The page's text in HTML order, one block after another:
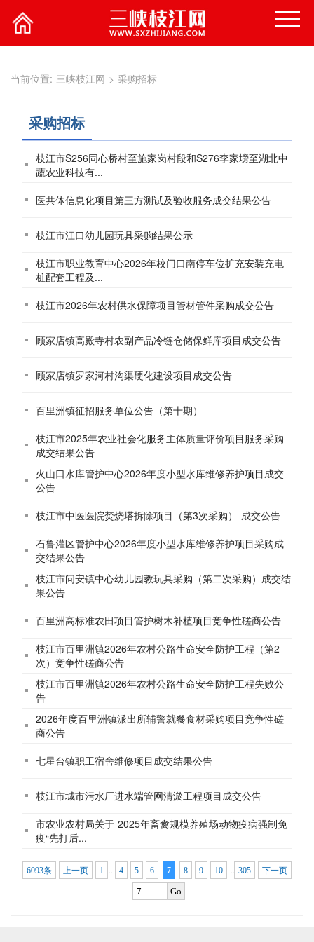
当前位置: 三峡枝江网 > 采购招标
采购招标
枝江市S256同心桥村至施家岗村段和S276李家塝至湖北中
蔬农业科技有...
医共体信息化项目第三方测试及验收服务成交结果公告
枝江市江口幼儿园玩具采购结果公示
枝江市职业教育中心2026年校门口南停车位扩充安装充电
桩配套工程及...
枝江市2026年农村供水保障项目管材管件采购成交公告
顾家店镇高殿寺村农副产品冷链仓储保鲜库项目成交公告
顾家店镇罗家河村沟渠硬化建设项目成交公告
百里洲镇征招服务单位公告（第十期）
枝江市2025年农业社会化服务主体质量评价项目服务采购
成交结果公告
火山口水库管护中心2026年度小型水库维修养护项目成交
公告
枝江市中医医院焚烧塔拆除项目（第3次采购） 成交公告
石鲁灌区管护中心2026年度小型水库维修养护项目采购成
交结果公告
枝江市问安镇中心幼儿园教玩具采购（第二次采购）成交结
果公告
百里洲高标准农田项目管护树木补植项目竞争性磋商公告
枝江市百里洲镇2026年农村公路生命安全防护工程（第2
次）竞争性磋商公告
枝江市百里洲镇2026年农村公路生命安全防护工程失败公
告
2026年度百里洲镇派出所辅警就餐食材采购项目竞争性磋
商公告
七星台镇职工宿舍维修项目成交结果公告
枝江市城市污水厂进水端管网清淤工程项目成交公告
市农业农村局关于 2025年畜禽规模养殖场动物疫病强制免
疫“先打后...
6093条 上一页 1 .. 4 5 6 7 8 9 10 .. 305 下一页
Go